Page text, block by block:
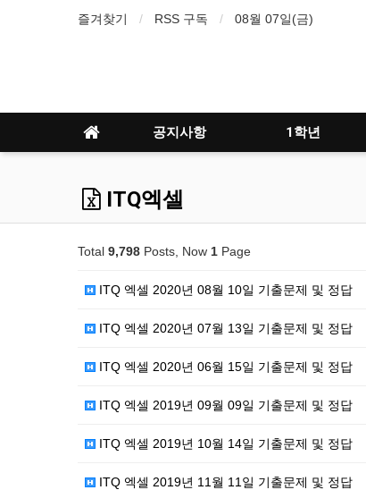
즐겨찾기 RSS 구독 08월 07일(금)
공지사항 1학년
ITQ엑셀
Total 9,798 Posts, Now 1 Page
ITQ 엑셀 2020년 08월 10일 기출문제 및 정답
ITQ 엑셀 2020년 07월 13일 기출문제 및 정답
ITQ 엑셀 2020년 06월 15일 기출문제 및 정답
ITQ 엑셀 2019년 09월 09일 기출문제 및 정답
ITQ 엑셀 2019년 10월 14일 기출문제 및 정답
ITQ 엑셀 2019년 11월 11일 기출문제 및 정답